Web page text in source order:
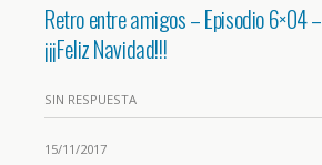
Retro entre amigos – Episodio 6×04 –
¡¡¡Feliz Navidad!!!
SIN RESPUESTA
15/11/2017